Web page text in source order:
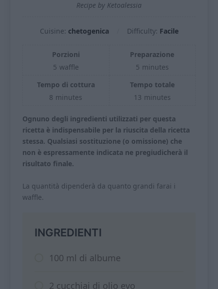
Recipe by Ketoalessia
Cuisine: chetogenica Difficulty: Facile
Porzioni
5 waffle
Preparazione
5 minutes
Tempo di cottura
8 minutes
Tempo totale
13 minutes
Ognuno degli ingredienti utilizzati per questa
ricetta è indispensabile per la riuscita della ricetta
stessa. Qualsiasi sostituzione (o omissione) che
non è espressamente indicata ne pregiudicherà il
risultato finale.
La quantità dipenderà da quanto grandi farai i
waffle.
INGREDIENTI
100 ml di albume
2 cucchiai di olio evo